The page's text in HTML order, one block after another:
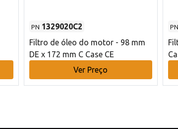
PN 1329020C2
Filtro de óleo do motor - 98 mm
DE x 172 mm C Case CE
Ver Preço
PN